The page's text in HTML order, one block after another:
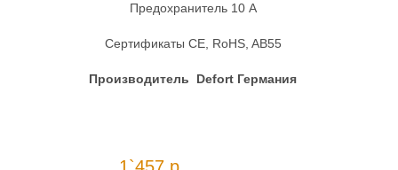
Предохранитель 10 A
Сертификаты CE, RoHS, AB55
Производитель Defort Германия